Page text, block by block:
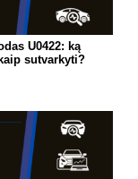
U0422: ką
sutvarkyti?